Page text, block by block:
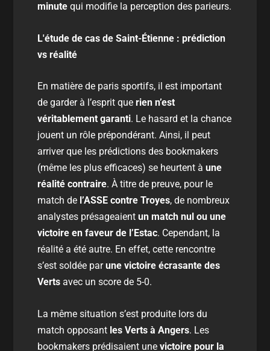
minutequi modifie la perception des parieurs.
L'étude de cas de Saint-Étienne : prédiction
vs réalité
En matière de paris sportifs, il est important
de garder à l’esprit querien n’est
véritablement garanti. Le hasard et la chance
jouent un rôle prépondérant. Ainsi, il peut
arriver que les prédictions des bookmakers
(même les plus efficaces) se heurtent àune
réalité contraire. À titre de preuve, pour le
match de l’ASSE contre Troyes, de nombreux
analystes présageaientun match nul ou une
victoire en faveur de l’Estac. Cependant, la
réalité a été autre. En effet, cette rencontre
s’est soldée parune victoire écrasante des
Verts avec un score de 5-0.
La même situation s’est produite lors du
match opposant les Verts à Angers. Les
bookmakers prédisaient une victoire pour la